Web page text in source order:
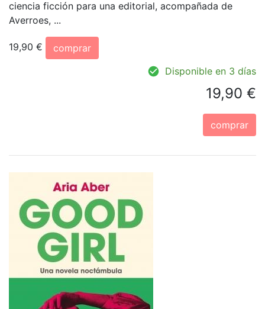
ciencia ficción para una editorial, acompañada de
Averroes, ...
19,90 €
comprar
Disponible en 3 días
19,90 €
comprar